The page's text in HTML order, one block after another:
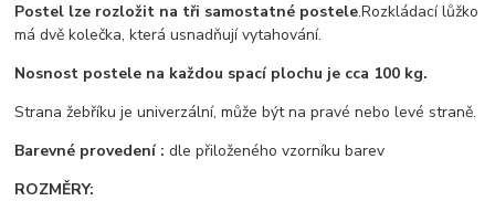
Postel lze rozložit na tři samostatné postele.Rozkládací lůžko
má dvě kolečka, která usnadňují vytahování.
Nosnost postele na každou spací plochu je cca 100 kg.
Strana žebříku je univerzální, může být na pravé nebo levé straně.
Barevné provedení : dle přiloženého vzorníku barev
ROZMĚRY: